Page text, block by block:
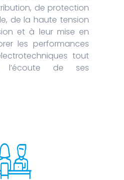
de protection
de la haute tension
et à leur mise en
les performances
tout
de ses